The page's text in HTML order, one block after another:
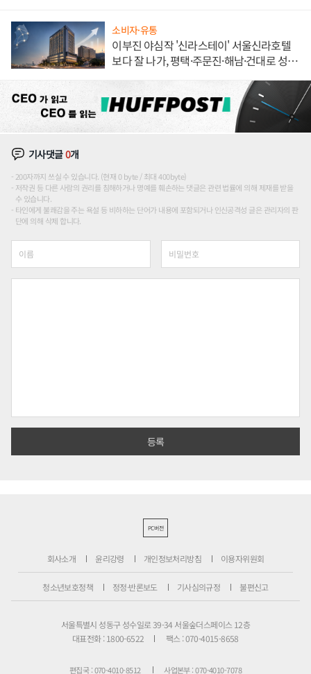
소비자·유통
이부진 야심작 '신라스테이' 서울신라호텔
보다 잘 나가, 평택·주문진·해남·건대로 성
기사댓글0개
200자까지 쓰실 수 있습니다. (현재 0 byte / 최대 400byte)
저작권 등 다른 사람의 권리를 침해하거나 명예를 훼손하는 댓글은 관련 법률에 의해 제재를 받을
수 있습니다.
타인에게 불쾌감을 주는 욕설 등 비하하는 단어가 내용에 포함되거나 인신공격성 글은 관리자의 판
단에 의해 삭제 합니다.
PC버전
회사소개 윤리강령 개인정보처리방침 이용자위원회
청소년보호정책 정정·반론보도 기사심의규정 불편신고
서울특별시 성동구 성수일로 39-34 서울숲더스페이스 12층
대표전화 : 1800-6522
팩스 : 070-4015-8658
편집국 : 070-4010-8512 사업본부 : 070-4010-7078